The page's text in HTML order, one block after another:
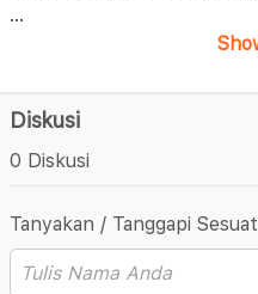
...
Diskusi
0 Diskusi
Tanyakan / Tanggapi